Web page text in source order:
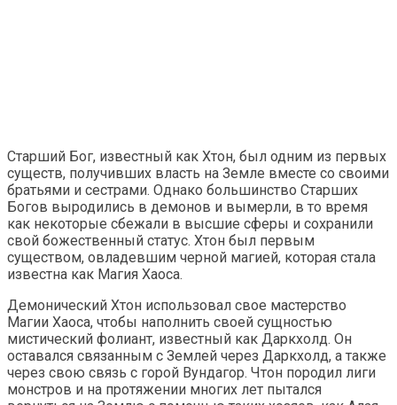
Старший Бог, известный как Хтон, был одним из первых
существ, получивших власть на Земле вместе со своими
братьями и сестрами. Однако большинство Старших
Богов выродились в демонов и вымерли, в то время
как некоторые сбежали в высшие сферы и сохранили
свой божественный статус. Хтон был первым
существом, овладевшим черной магией, которая стала
известна как Магия Хаоса.
Демонический Хтон использовал свое мастерство
Магии Хаоса, чтобы наполнить своей сущностью
мистический фолиант, известный как Даркхолд. Он
оставался связанным с Землей через Даркхолд, а также
через свою связь с горой Вундагор. Чтон породил лиги
монстров и на протяжении многих лет пытался